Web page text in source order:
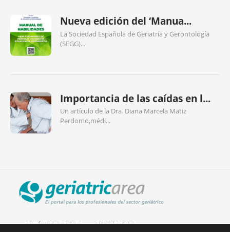
Nueva edición del ‘Manua...
La Sociedad Española de Geriatría y Gerontología
(SEGG)...
Importancia de las caídas en l...
Un artículo de la Dra. Diana Marcela Matiz
Perdomo,médi...
QUIÉNES SOMOS PUBLICIDAD